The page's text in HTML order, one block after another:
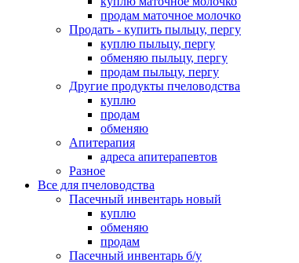
продам маточное молочко
Продать - купить пыльцу, пергу
куплю пыльцу, пергу
обменяю пыльцу, пергу
продам пыльцу, пергу
Другие продукты пчеловодства
куплю
продам
обменяю
Апитерапия
адреса апитерапевтов
Разное
Все для пчеловодства
Пасечный инвентарь новый
куплю
обменяю
продам
Пасечный инвентарь б/у